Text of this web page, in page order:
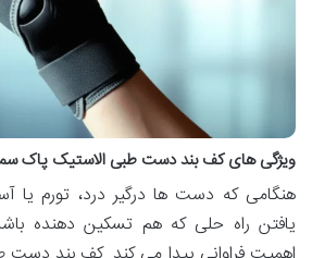
ویژگی های کف بند دست طبی الاستیک پاک
هنگامی که دست ها درگیر درد، تورم
یافتن راه حلی که هم تسکین دهنده